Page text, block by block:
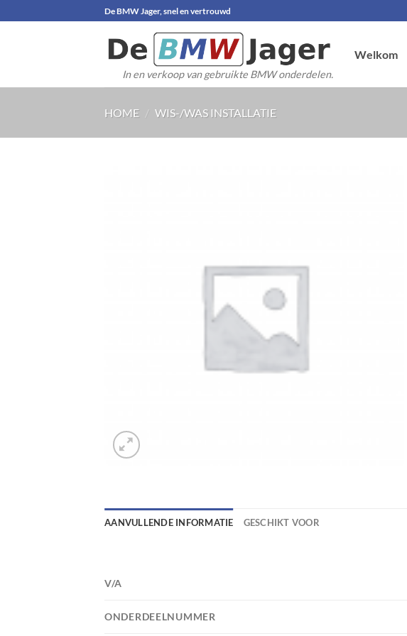
naar
De BMW Jager, snel en vertrouwd
In en verkoop van gebruikte BMW onderdelen.
Welkom
HOME / WIS-/WAS INSTALLATIE
AANVULLENDE INFORMATIE GESCHIKT VOOR
V/A
ONDERDEELNUMMER